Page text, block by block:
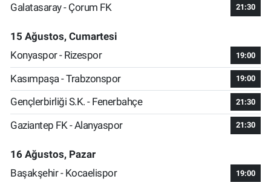
Galatasaray - Çorum FK
21:30
15 Ağustos, Cumartesi
Konyaspor - Rizespor
19:00
Kasımpaşa - Trabzonspor 19:00
Gençlerbirliği S.K. - Fenerbahçe 21:30
Gaziantep FK - Alanyaspor 21:30
16 Ağustos, Pazar
Başakşehir - Kocaelispor
19:00